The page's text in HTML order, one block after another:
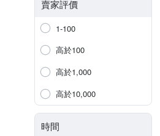
賣家評價
1-100
高於100
高於1,000
高於10,000
時間